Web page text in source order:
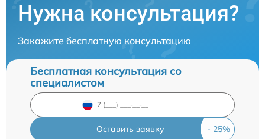
Нужна консультация?
Закажите бесплатную консультацию
Бесплатная консультация со
специалистом
Оставить заявку